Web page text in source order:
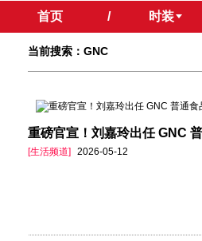
首页 / 时装
当前搜索：GNC
重磅官宣！刘嘉玲出任 GNC
[生活频道] 2026-05-12